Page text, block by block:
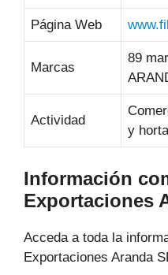
Página Web
Marcas
89
Actividad
y
Información
Exportaciones
Acceda a toda la
Exportaciones Aranda